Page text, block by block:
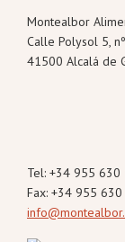
Montealbor
Calle Polysol 5,
41500 Alcalá de
Tel: +34 955 630
Fax: +34 955